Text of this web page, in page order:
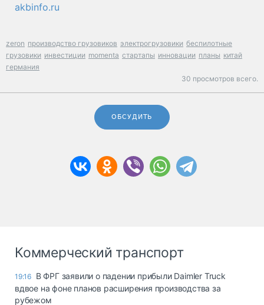
akbinfo.ru
zeron производство грузовиков электрогрузовики беспилотные
грузовики инвестиции momenta стартапы инновации планы китай
германия
30 просмотров всего.
ОБСУДИТЬ
Коммерческий транспорт
19:16 В ФРГ заявили о падении прибыли Daimler Truck
вдвое на фоне планов расширения производства за
рубежом